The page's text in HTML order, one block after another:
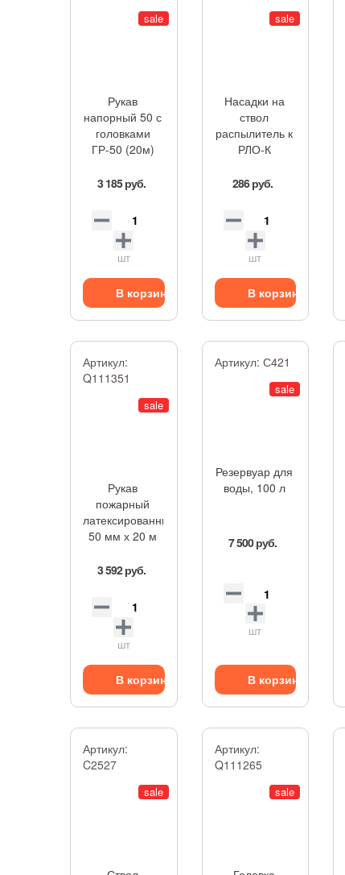
sale
Рукав
напорный 50 с
головками
ГР-50 (20м)
3 185 руб.
шт
В корзину
sale
Насадки на
ствол
распылитель к
РЛО-К
286 руб.
шт
В корзину
Артикул:
Q111351
sale
Рукав
пожарный
латексированный,
50 мм х 20 м
3 592 руб.
шт
В корзину
Артикул: С421
sale
Резервуар для
воды, 100 л
7 500 руб.
шт
В корзину
Артикул:
C2527
sale
Артикул:
Q111265
sale